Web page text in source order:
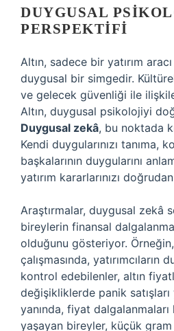
DUYGUSAL
PERSPEKTIFI
Altın, sadece bir yatırım
duygusal bir simgedir.
ve gelecek güvenliği ile
Altın, duygusal psikolojiyi
Duygusal zekâ, bu noktada
Kendi duygularınızı tanıma,
başkalarının duygularını
yatırım kararlarınızı
Araştırmalar, duygusal zekâ
bireylerin finansal
olduğunu gösteriyor.
çalışmasında, yatırımcıların
kontrol edebilenler, altın
değişikliklerde panik satışları
yanında, fiyat dalgalanmaları
yaşayan bireyler, küçük gram